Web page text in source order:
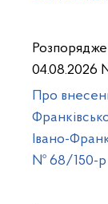
Про
Івано-
№ 68/150-р